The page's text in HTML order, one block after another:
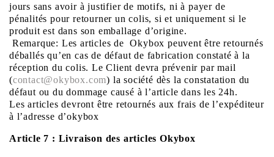
jours sans avoir à justifier de motifs, ni à payer de
pénalités pour retourner un colis, si et uniquement si le
produit est dans son emballage d’origine.
Remarque: Les articles de
Okybox peuvent être retournés
déballés qu’en cas de défaut de fabrication constaté à la
réception du colis. Le Client devra prévenir par mail
(contact@okybox.com) la société dès la constatation du
défaut ou du dommage causé à l’article dans les 24h.
Les articles devront être retournés aux frais de l’expéditeur
à l’adresse d’okybox
Article 7 : Livraison des articles Okybox